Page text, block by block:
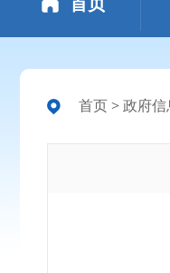
首页 > 政府信